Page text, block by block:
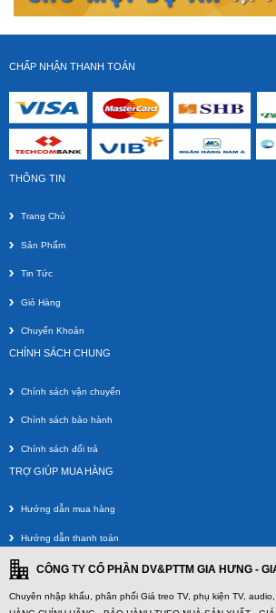
Giá Treo Góc Xoay Vuông Góc 90 độ NB
Giá Treo Tivi Thả Trần 3 Màn Hình
CHẤP NHẬN THANH TOÁN
THÔNG TIN
Trang Chủ
Sản Phẩm
Tin Tức
Giỏ Hàng
Chuyển Khoản
CHÍNH SÁCH CHUNG
Chính sách vận chuyển
Chính sách bảo hành
Chính sách đổi trả
TRỢ GIÚP MUA HÀNG
Hướng dẫn mua hàng
Hướng dẫn thanh toán
CÔNG TY CỔ PHẦN DV&PTTM GIA HƯNG -
Chuyên nhập khẩu, phân phối Giá treo TV, phụ kiện TV, audio,